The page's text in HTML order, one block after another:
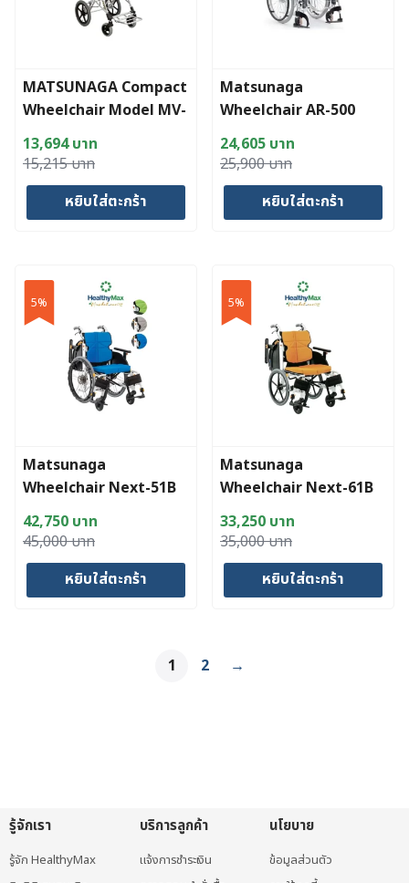
MATSUNAGA Compact
Wheelchair Model MV-
888
15,215บาท
Original
price
13,694บาท
Current
price
หยิบใส่ตะกร้า
Matsunaga
Wheelchair AR-500
25,900บาท
Original
price
24,605 บาท
Current
price
หยิบใส่ตะกร้า
5%
Matsunaga
Wheelchair Next-51B
45,000บาท
Original
price
42,750 บาท
Current
price
หยิบใส่ตะกร้า
5%
Matsunaga
Wheelchair Next-61B
35,000บาท
Original
price
33,250 บาท
Current
price
หยิบใส่ตะกร้า
1 2 →
รู้จักเรา
รู้จัก HealthyMax
บริการลูกค้า
แจ้งการชำระเงิน
นโยบาย
ข้อมูลส่วนตัว